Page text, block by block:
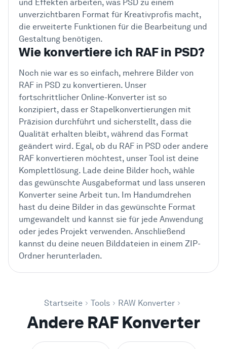
und Effekten arbeiten, was PSD zu einem
unverzichtbaren Format für Kreativprofis macht,
die erweiterte Funktionen für die Bearbeitung und
Gestaltung benötigen.
Wie konvertiere ich RAF in PSD?
Noch nie war es so einfach, mehrere Bilder von
RAF in PSD zu konvertieren. Unser
fortschrittlicher Online-Konverter ist so
konzipiert, dass er Stapelkonvertierungen mit
Präzision durchführt und sicherstellt, dass die
Qualität erhalten bleibt, während das Format
geändert wird. Egal, ob du RAF in PSD oder andere
RAF konvertieren möchtest, unser Tool ist deine
Komplettlösung. Lade deine Bilder hoch, wähle
das gewünschte Ausgabeformat und lass unseren
Konverter seine Arbeit tun. Im Handumdrehen
hast du deine Bilder in das gewünschte Format
umgewandelt und kannst sie für jede Anwendung
oder jedes Projekt verwenden. Anschließend
kannst du deine neuen Bilddateien in einem ZIP-
Ordner herunterladen.
Startseite Tools RAW Konverter
Andere RAF Konverter